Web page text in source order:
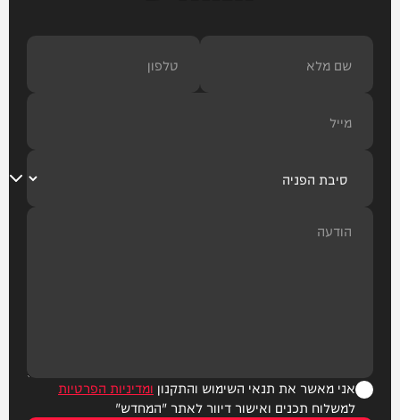
אני מאשר את תנאי השימוש והתקנון ומדיניות הפרטיות
למשלוח תכנים ואישור דיוור לאתר "המחדש"